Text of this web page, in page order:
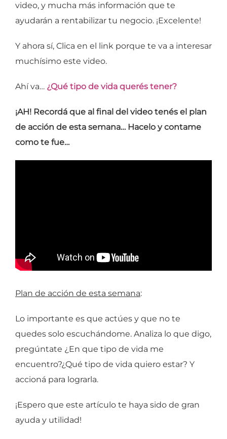
video, y mucha más información que te
ayudarán a rentabilizar tu negocio. ¡Excelente!
Y ahora sí, Clica en el link porque te va a interesar
muchísimo este video.
Ahí va… ¿Qué tipo de vida querés tener?
¡AH! Recordá que al final del video tenés el plan
de acción de esta semana… Hacelo y contame
como te fue…
Plan de acción de esta semana:
Lo importante es que actúes y que no te
quedes solo escuchándome. Analiza lo que digo,
pregúntate ¿En que tipo de vida me
encuentro?¿Qué tipo de vida quiero estar? Y
accioná para lograrla.
¡Espero que este artículo te haya sido de gran
ayuda y utilidad!